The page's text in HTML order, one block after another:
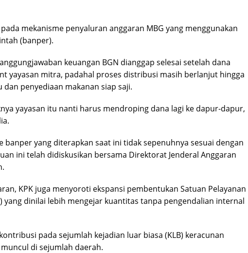
mekanisme penyaluran anggaran MBG yang menggunakan
(banper).
keuangan BGN dianggap selesai setelah dana
yayasan mitra, padahal proses distribusi masih berlanjut hingga
dan penyediaan makanan siap saji.
yayasan itu nanti harus mendroping dana lagi ke dapur-dapur,
banper yang diterapkan saat ini tidak sepenuhnya sesuai dengan
ini telah didiskusikan bersama Direktorat Jenderal Anggaran
KPK juga menyoroti ekspansi pembentukan Satuan Pelayanan
yang dinilai lebih mengejar kuantitas tanpa pengendalian internal
pada sejumlah kejadian luar biasa (KLB) keracunan
di sejumlah daerah.